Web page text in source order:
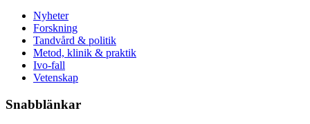
Nyheter
Forskning
Tandvård & politik
Metod, klinik & praktik
Ivo-fall
Vetenskap
Snabblänkar